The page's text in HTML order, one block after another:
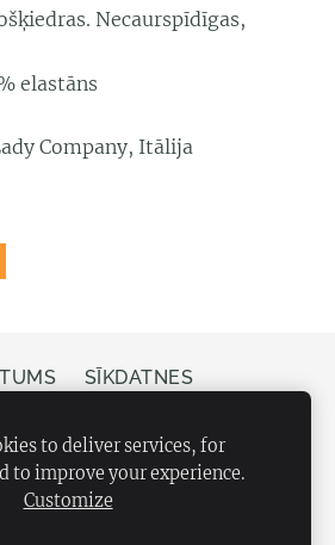
Necaurspīdīgas,
elastāns
Company, Itālija
SĪKDATNES
iela 20, Rīga, LV-1050
to deliver services, for
to improve your experience.
Customize